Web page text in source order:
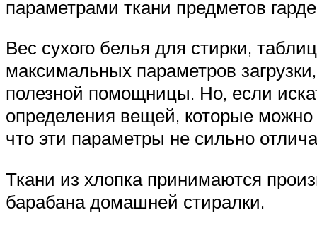
параметрами ткани предметов
Вес сухого белья для стирки,
максимальных параметров
полезной помощницы. Но, если
определения вещей, которые можно
что эти параметры не сильно
Ткани из хлопка принимаются
барабана домашней стиралки.